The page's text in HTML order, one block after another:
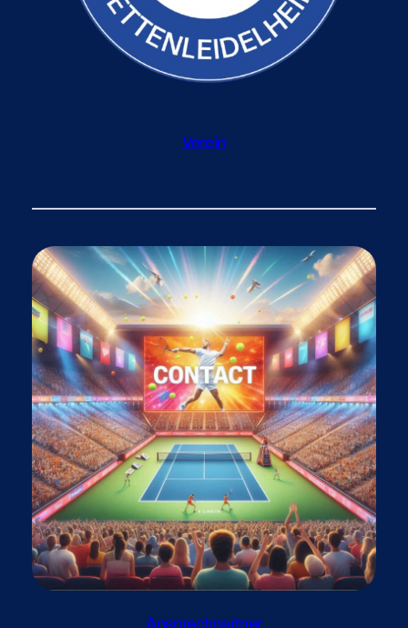
Verein
Ansprechpartner